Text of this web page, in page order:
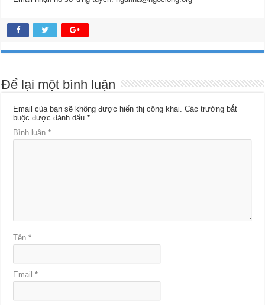
Để lại một bình luận
Email của bạn sẽ không được hiển thị công khai.
Các trường bắt
buộc được đánh dấu*
Bình luận*
Tên*
Email*